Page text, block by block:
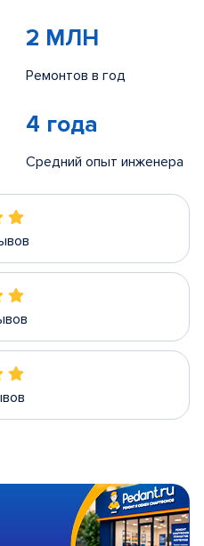
2 МЛН
Ремонтов в год
4 года
Средний опыт инженера